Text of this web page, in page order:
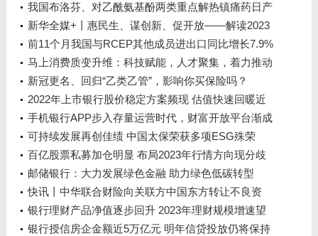
我国布洛芬、对乙酰氨基酚两类重点解热镇痛药日产
能达2.02亿片
新华全媒+丨惠民生、谋创新、促开放——解读2023
年我国关税调整方案
前11个月我国与RCEP其他成员进出口同比增长7.9%
马上消费质变升维：科技赋能，人才聚集，着力推动
高质量发展
新冠更名、回归“乙类乙管”，影响你买保险吗？
2022年上市银行股价稳定方案频现 估值快速回暖近
两月再无银行跟进
手机银行APP步入存量运营时代，财富开放平台渐成
主流
可持续发展再创佳绩 中国太保荣获多项ESG殊荣
百亿股票私募加仓明显 布局2023年行情方向现分歧
邮储银行：大力发展绿色金融 助力绿色低碳转型
快讯丨中华联合财险向关联方中国东方转让不良资
产，底价11.03亿元
银行理财产品净值逐步回升 2023年理财规模增速望
超15%
银行授信房企金额近5万亿元 明年信贷投放仍将保持